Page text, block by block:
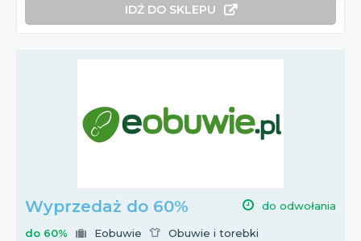
IDŹ DO SKLEPU
Wyprzedaż do 60% do odwołania
do 60% Eobuwie Obuwie i torebki